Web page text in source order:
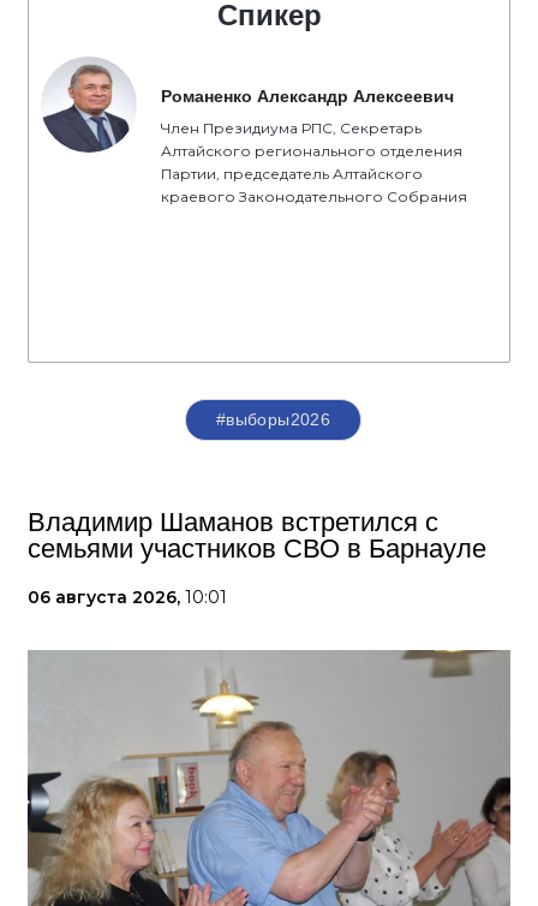
Спикер
Романенко Александр Алексеевич
Член Президиума РПС, Секретарь
Алтайского регионального отделения
Партии, председатель Алтайского
краевого Законодательного Собрания
#выборы2026
Владимир Шаманов встретился с
семьями участников СВО в Барнауле
06 августа 2026, 10:01